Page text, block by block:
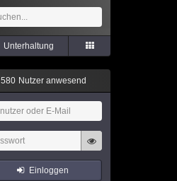
Unterhaltung
580 Nutzer anwesend
Einloggen